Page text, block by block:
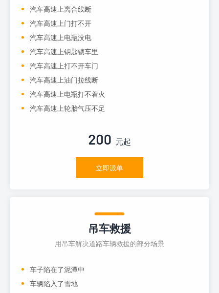
汽车高速上离合线断
汽车高速上门打不开
汽车高速上电瓶没电
汽车高速上钥匙锁车里
汽车高速上打不开车门
汽车高速上油门拉线断
汽车高速上电瓶打不着火
汽车高速上轮胎气压不足
200 元起
立即派单
吊车救援
用吊车解决道路车辆救援的部分场景
车子陷在了泥潭中
车辆陷入了雪地